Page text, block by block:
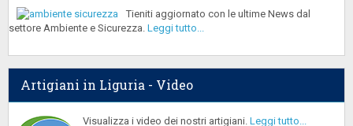
Tieniti aggiornato con le ultime News dal
settore Ambiente e Sicurezza. Leggi tutto...
Artigiani in Liguria - Video
Visualizza i video dei nostri artigiani. Leggi tutto...